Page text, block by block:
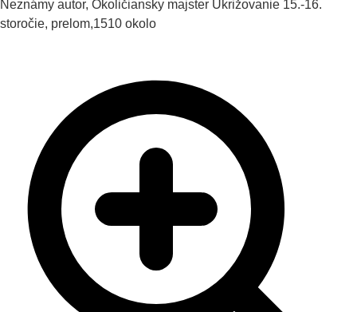
Neznámy autor, Okoličiansky majster Ukrižovanie 15.-16.
storočie, prelom,1510 okolo